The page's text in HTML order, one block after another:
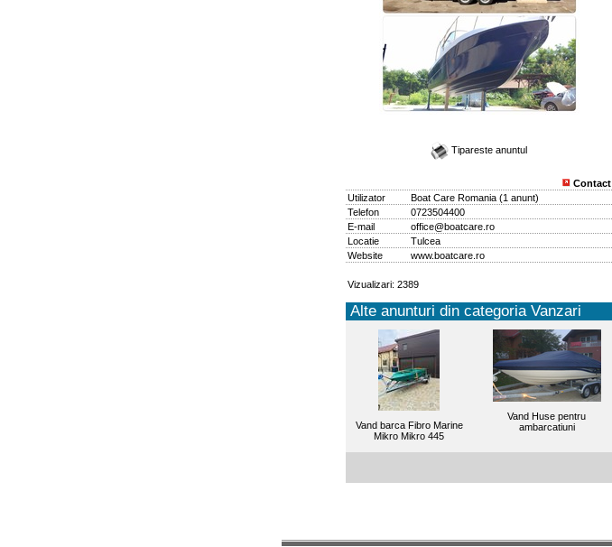
Tipareste anuntul
Contact
Utilizator
Boat Care Romania(1 anunt)
Telefon
0723504400
E-mail
office@boatcare.ro
Locatie
Tulcea
Website
www.boatcare.ro
Vizualizari: 2389
Alte anunturi din categoria Vanzari
Vand barca Fibro Marine
Mikro Mikro 445
Vand Huse pentru
ambarcatiuni